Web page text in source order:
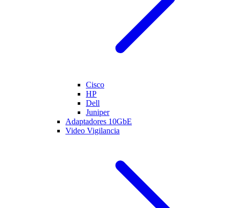
Cisco
HP
Dell
Juniper
Adaptadores 10GbE
Video Vigilancia